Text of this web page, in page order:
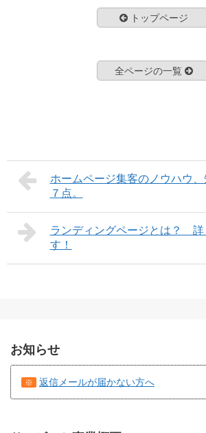
トップページ
全ページの一覧
ホームページ集客のノウハウ
７点。
ランディングページとは？ 詳
す！
お知らせ
※ 返信メールが届かない方へ